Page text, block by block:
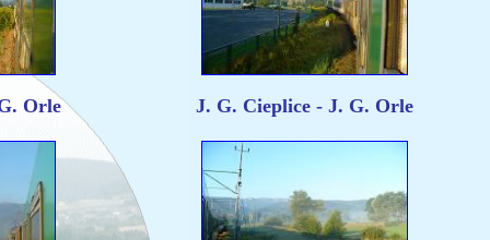
Orle J. G. Cieplice - J. G. Orle